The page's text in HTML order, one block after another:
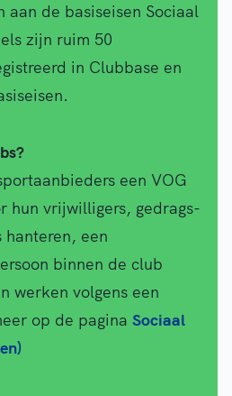
aan de basiseisen Sociaal
zijn ruim 50
in Clubbase en
een VOG
hun vrijwilligers, gedrags-
hanteren, een
binnen de club
werken volgens een
op de pagina Sociaal